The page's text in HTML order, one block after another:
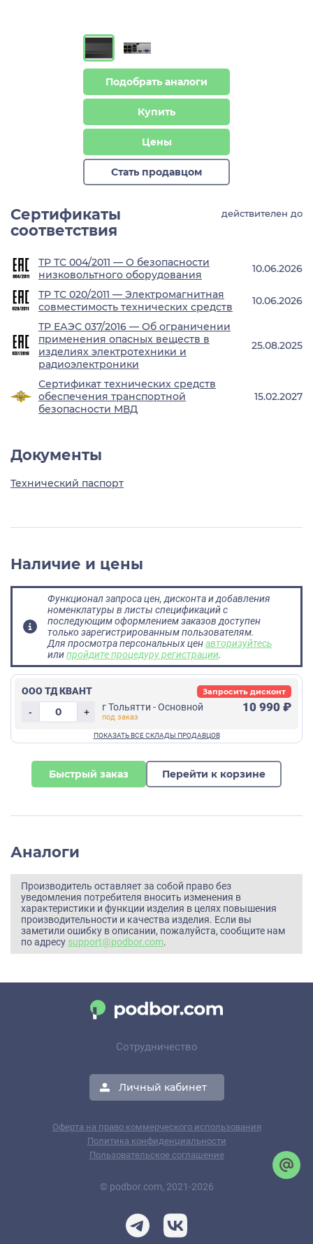
Подобрать аналоги
Купить
Цены
Стать продавцом
Сертификаты
соответствия
действителен до
ТР ТС 004/2011 — О безопасности
низковольтного оборудования
10.06.2026
ТР ТС 020/2011 — Электромагнитная
совместимость технических средств
10.06.2026
ТР ЕАЭС 037/2016 — Об ограничении
применения опасных веществ в
изделиях электротехники и
радиоэлектроники
25.08.2025
Сертификат технических средств
обеспечения транспортной
безопасности МВД
15.02.2027
Документы
Технический паспорт
Наличие и цены
Функционал запроса цен, дисконта и добавления
номенклатуры в листы спецификаций с
последующим оформлением заказов доступен
только зарегистрированным пользователям.
Для просмотра персональных ценавторизуйтесь
илипройдите процедуру регистрации.
ООО ТД КВАНТ
-
+ г Тольятти - Основной 10 990 ₽
Запросить дисконт
Быстрый заказ Перейти к корзине
Аналоги
Производитель оставляет за собой право без
уведомления потребителя вносить изменения в
характеристики и функции изделия в целях повышения
производительности и качества изделия. Если вы
заметили ошибку в описании, пожалуйста, сообщите нам
по адресу support@podbor.com.
Сотрудничество
Личный кабинет
Оферта на право коммерческого использования
Политика конфиденциальности
Пользовательское соглашение
© podbor.com, 2021-2026